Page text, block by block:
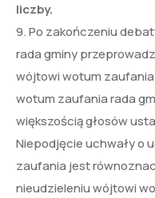
liczby.
9. Po zakończeniu
rada gminy
wójtowi wotum
wotum zaufania rada
większością głosów
Niepodjęcie uchwały o
zaufania jest
nieudzieleniu wójtowi